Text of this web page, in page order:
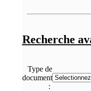
Recherche
Type de
document
: